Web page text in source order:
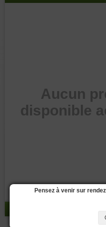
Aucun
disponible
Pensez à venir sur